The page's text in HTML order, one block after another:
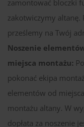
zamontować bloczki
zakotwiczymy altanę.
prześlemy na Twój
Noszenie
miejsca montażu:
pokonać ekipa
elementów od
montażu altany. W
dopłata za noszenie